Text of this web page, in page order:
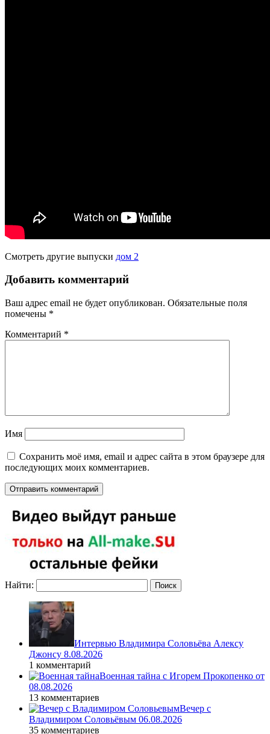
Смотреть другие выпуски дом 2
Добавить комментарий
Ваш адрес email не будет опубликован. Обязательные поля
помечены *
Комментарий *
Имя
Сохранить моё имя, email и адрес сайта в этом браузере для
последующих моих комментариев.
Найти:
Интервью Владимира Соловьёва Алексу
Джонсу 8.08.2026
1 комментарий
Военная тайна с Игорем Прокопенко от
08.08.2026
13 комментариев
Вечер с
Владимиром Соловьёвым 06.08.2026
35 комментариев